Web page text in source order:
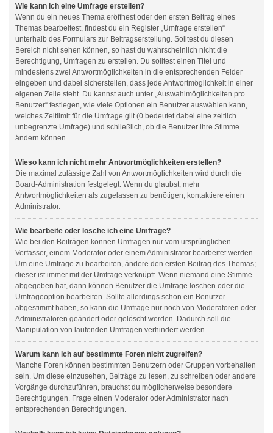
Wie kann ich eine Umfrage erstellen?
Wenn du ein neues Thema eröffnest oder den ersten Beitrag eines
Themas bearbeitest, findest du ein Register „Umfrage erstellen“
unterhalb des Formulars zur Beitragserstellung. Solltest du diesen
Bereich nicht sehen können, so hast du wahrscheinlich nicht die
Berechtigung, Umfragen zu erstellen. Du solltest einen Titel und
mindestens zwei Antwortmöglichkeiten in die entsprechenden Felder
eingeben und dabei sicherstellen, dass jede Antwortmöglichkeit in einer
eigenen Zeile steht. Du kannst auch unter „Auswahlmöglichkeiten pro
Benutzer“ festlegen, wie viele Optionen ein Benutzer auswählen kann,
welches Zeitlimit für die Umfrage gilt (0 bedeutet dabei eine zeitlich
unbegrenzte Umfrage) und schließlich, ob die Benutzer ihre Stimme
ändern können.
Wieso kann ich nicht mehr Antwortmöglichkeiten erstellen?
Die maximal zulässige Zahl von Antwortmöglichkeiten wird durch die
Board-Administration festgelegt. Wenn du glaubst, mehr
Antwortmöglichkeiten als zugelassen zu benötigen, kontaktiere einen
Administrator.
Wie bearbeite oder lösche ich eine Umfrage?
Wie bei den Beiträgen können Umfragen nur vom ursprünglichen
Verfasser, einem Moderator oder einem Administrator bearbeitet werden.
Um eine Umfrage zu bearbeiten, ändere den ersten Beitrag des Themas;
dieser ist immer mit der Umfrage verknüpft. Wenn niemand eine Stimme
abgegeben hat, dann können Benutzer die Umfrage löschen oder die
Umfrageoption bearbeiten. Sollte allerdings schon ein Benutzer
abgestimmt haben, so kann die Umfrage nur noch von Moderatoren oder
Administratoren geändert oder gelöscht werden. Dadurch soll die
Manipulation von laufenden Umfragen verhindert werden.
Warum kann ich auf bestimmte Foren nicht zugreifen?
Manche Foren können bestimmten Benutzern oder Gruppen vorbehalten
sein. Um diese einzusehen, Beiträge zu lesen, zu schreiben oder andere
Vorgänge durchzuführen, brauchst du möglicherweise besondere
Berechtigungen. Frage einen Moderator oder Administrator nach
entsprechenden Berechtigungen.